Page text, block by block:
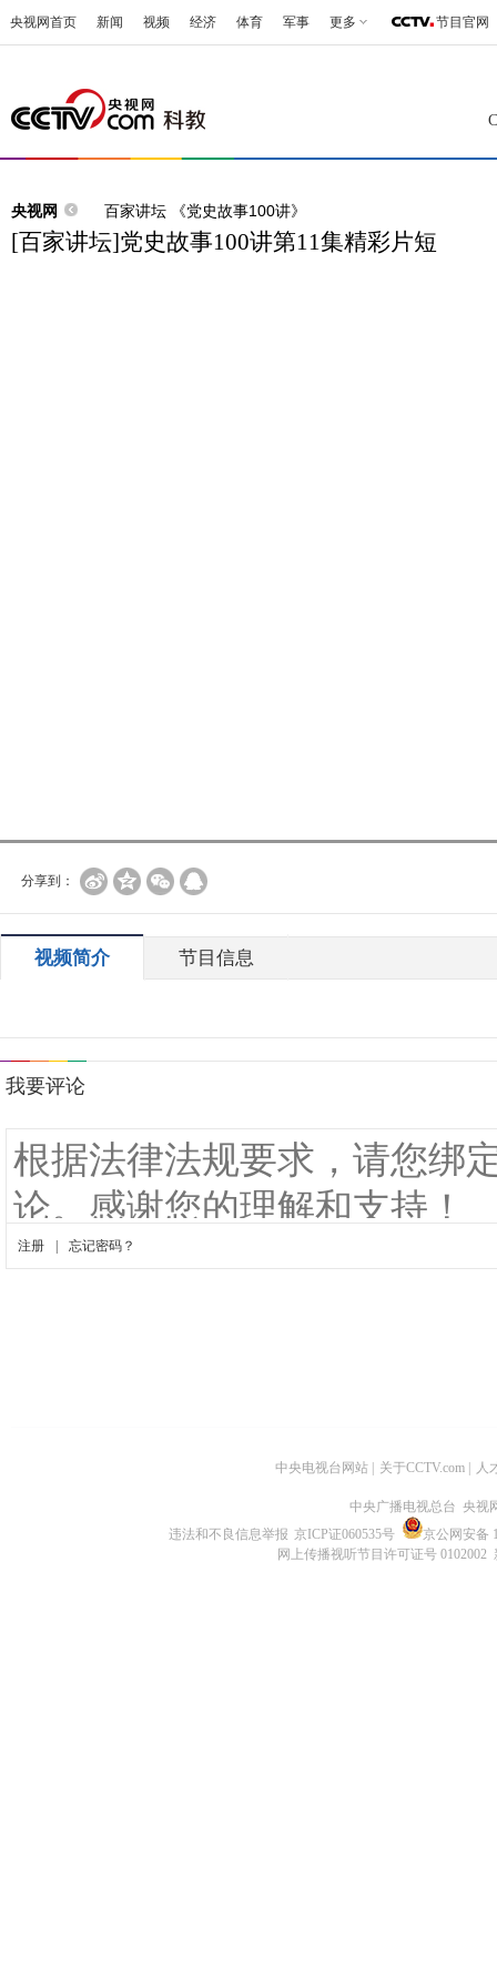
央视网首页 新闻 视频 经济 体育 军事 更多 节目官网
央视网 百家讲坛 《党史故事100讲》
[百家讲坛]党史故事100讲第11集精彩片短
分享到：
视频简介 节目信息
中央电视台网站 关于CCTV.com 人
中央广播电视总台 央视
违法和不良信息举报 京ICP证060535号
京公网安备
网上传播视听节目许可证号 0102002